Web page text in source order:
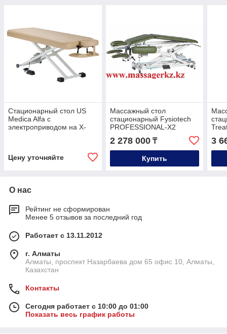
Стационарный стол US
Medica Alfa с
электроприводом на Х-
Цену уточняйте
Массажный стол
стационарный Fysiotech
PROFESSIONAL-X2
(Professional 2MX)
2 278 000₸
Купить
3
О нас
Рейтинг не сформирован
Менее 5 отзывов за последний год
Работает с 13.11.2012
г. Алматы
Алматы, проспект Назарбаева дом 65 офис 10, Алматы,
Казахстан
Контакты
Сегодня работает с 10:00 до 01:00
Показать весь график работы